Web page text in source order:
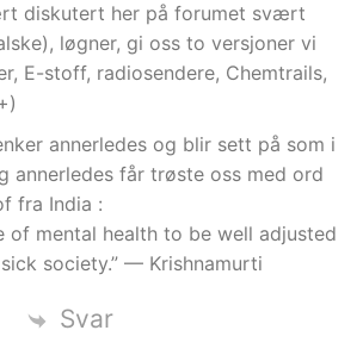
diskutert her på forumet svært
løgner, gi oss to versjoner vi
E-stoff, radiosendere, Chemtrails,
annerledes og blir sett på som i
annerledes får trøste oss med ord
fra India :
of mental health to be well adjusted
society.” — Krishnamurti
Svar